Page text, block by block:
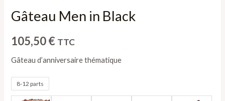
Gâteau Men in Black
105,50€ TTC
Gâteau d’anniversaire thématique
8-12 parts